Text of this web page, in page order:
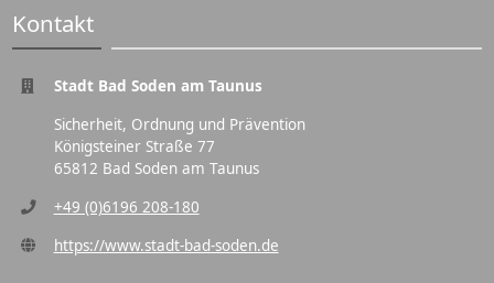
Kontakt
Stadt Bad Soden am Taunus
Sicherheit, Ordnung und Prävention
Königsteiner Straße 77
65812 Bad Soden am Taunus
+49 (0)6196 208-180
https://www.stadt-bad-soden.de